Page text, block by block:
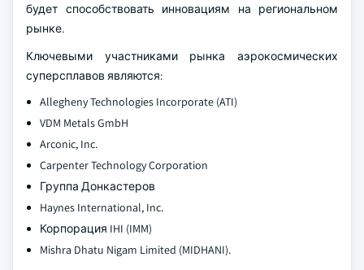
будет способствовать инновациям на региональном
рынке.
Ключевыми участниками рынка аэрокосмических
суперсплавов являются:
Allegheny Technologies Incorporate (ATI)
VDM Metals GmbH
Arconic, Inc.
Carpenter Technology Corporation
Группа Донкастеров
Haynes International, Inc.
Корпорация IHI (IMM)
Mishra Dhatu Nigam Limited (MIDHANI).